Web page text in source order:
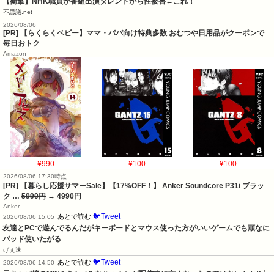
不思議.net
2026/08/06
[PR] 【らくらくベビー】ママ・パパ向け特典多数 おむつや日用品がクーポンで
毎日おトク
Amazon
¥990 ¥100 ¥100
2026/08/06 17:30時点
[PR] 【暮らし応援サマーSale】【17%OFF！】 Anker Soundcore P31i ブラッ
ク … 5990円 → 4990円
Anker
2026/08/06 15:05
あとで読む 🐦Tweet
友達とPCで遊んでるんだがキーボードとマウス使った方がいいゲームでも頑なに
パッド使いたがる
げぇ速
2026/08/06 14:50
あとで読む 🐦Tweet